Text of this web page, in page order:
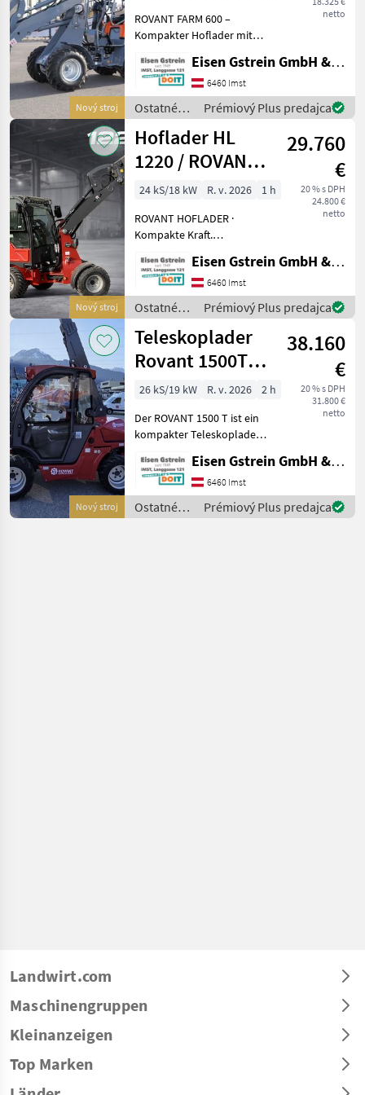
Nový stroj
netto
ROVANT FARM 600 –
Kompakter Hoflader mit
Hydrostat | Hubhöhe 2, 91
ein kompakter und
vielseitiger Hoflader für La
Eisen Gstrein GmbH & Co KG
6460 Imst
Ostatné
poľnohospodárske
silové
stroje /
Rovant
Prémiový Plus predajca
Nový stroj
Hoflader HL
1220 / ROVANT /
Allrad / Kubota
29.760
€
20 % s DPH
24.800 €
netto
24 kS/18 kW R. v. 2026
1 h
ROVANT HOFLADER ·
Kompakte Kraft.
Rovant HL 1220 mit Kabine
Knickgelenkter Hoflader für
Landwirtschaft, Kommunen
und Gewerbebetriebe. Aus
Eisen Gstrein GmbH & Co KG
6460 Imst
Ostatné
poľnohospodárske
silové
stroje /
Rovant
Prémiový Plus predajca
Nový stroj
Teleskoplader
Rovant 1500T
4m
Hubhöhe/1350kg
Tr
38.160
€
20 % s DPH
31.800 €
netto
26 kS/19 kW R. v. 2026
2 h
Der ROVANT 1500 T ist ein
kompakter Teleskoplader
in Landwirtschaft,
Bauwesen, Kommunen und
Gewerbe. Die Maschine ist
auf präzises Ran
Eisen Gstrein GmbH & Co KG
6460 Imst
Ostatné
poľnohospodárske
Prémiový Plus predajca
Landwirt.com
Maschinengruppen
Kleinanzeigen
Top Marken